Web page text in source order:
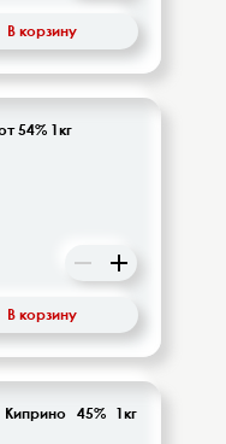
В корзину
54% 1кг
В корзину
45% 1кг